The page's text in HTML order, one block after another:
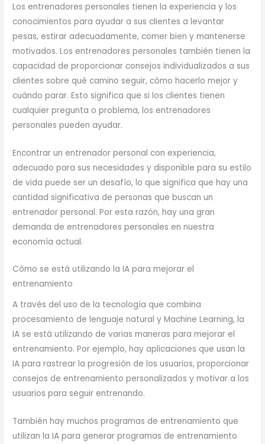
Los entrenadores personales tienen la experiencia y los
conocimientos para ayudar a sus clientes a levantar
pesas, estirar adecuadamente, comer bien y mantenerse
motivados. Los entrenadores personales también tienen la
capacidad de proporcionar consejos individualizados a sus
clientes sobre qué camino seguir, cómo hacerlo mejor y
cuándo parar. Esto significa que si los clientes tienen
cualquier pregunta o problema, los entrenadores
personales pueden ayudar.
Encontrar un entrenador personal con experiencia,
adecuado para sus necesidades y disponible para su estilo
de vida puede ser un desafío, lo que significa que hay una
cantidad significativa de personas que buscan un
entrenador personal. Por esta razón, hay una gran
demanda de entrenadores personales en nuestra
economía actual.
Cómo se está utilizando la IA para mejorar el
entrenamiento
A través del uso de la tecnología que combina
procesamiento de lenguaje natural y Machine Learning, la
IA se está utilizando de varias maneras para mejorar el
entrenamiento. Por ejemplo, hay aplicaciones que usan la
IA para rastrear la progresión de los usuarios, proporcionar
consejos de entrenamiento personalizados y motivar a los
usuarios para seguir entrenando.
También hay muchos programas de entrenamiento que
utilizan la IA para generar programas de entrenamiento